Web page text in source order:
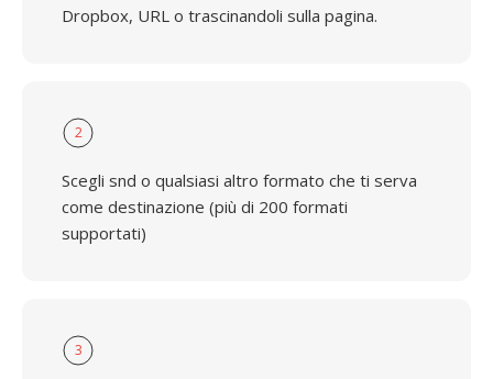
Dropbox, URL o trascinandoli sulla pagina.
2
Scegli snd o qualsiasi altro formato che ti serva
come destinazione (più di 200 formati
supportati)
3